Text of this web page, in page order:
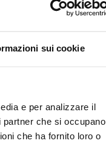
sui cookie
e per analizzare il
che si occupano
che ha fornito loro o